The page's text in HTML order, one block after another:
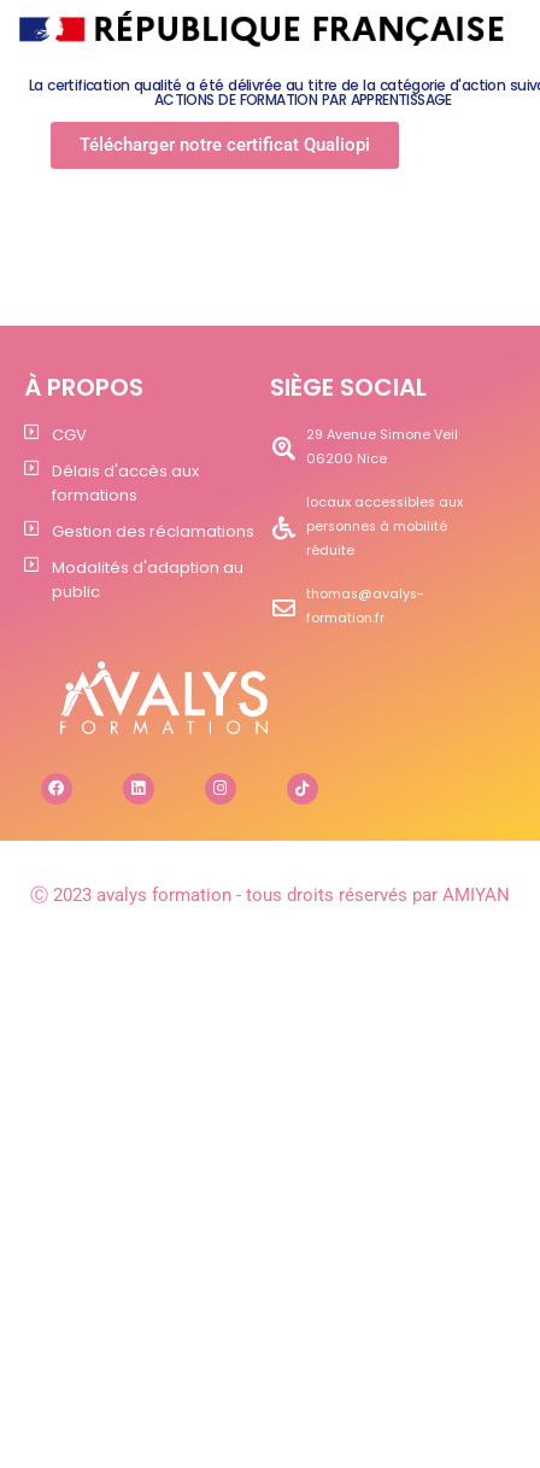
La certification qualité a été délivrée au titre de la catégorie d'action
ACTIONS DE FORMATION PAR APPRENTISSAGE
Télécharger notre certificat Qualiopi
À PROPOS
CGV
Délais d'accès aux
formations
Gestion des réclamations
Modalités d'adaption au
public
SIÈGE SOCIAL
29 Avenue Simone Veil
06200 Nice
locaux accessibles aux
personnes à mobilité
réduite
thomas@avalys-
formation.fr
Ⓒ 2023 avalys formation - tous droits réservés par AMIYAN